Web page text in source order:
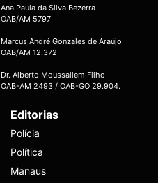
Ana Paula da Silva Bezerra
OAB/AM 5797
Marcus André Gonzales de Araújo
OAB/AM 12.372
Dr. Alberto Moussallem Filho
OAB-AM 2493 / OAB-GO 29.904.
Editorias
Polícia
Política
Manaus